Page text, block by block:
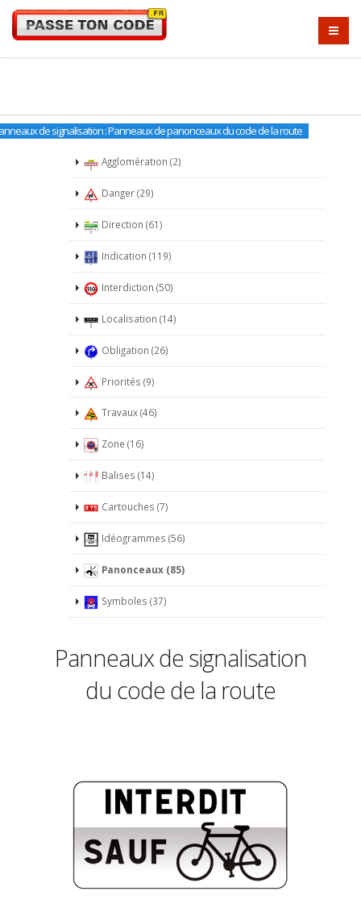
de signalisation : Panneaux de panonceaux du code de la route
Agglomération (2)
Danger (29)
Direction (61)
Indication (119)
Interdiction (50)
Localisation (14)
Obligation (26)
Priorités (9)
Travaux (46)
Zone (16)
Balises (14)
Cartouches (7)
Idéogrammes (56)
Panonceaux (85)
Symboles (37)
Panneaux de signalisation
du code de la route